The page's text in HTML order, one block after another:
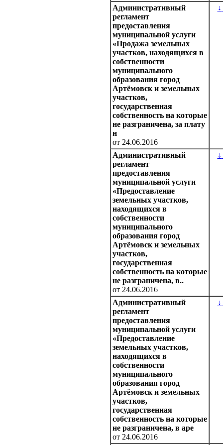
Административный
регламент
предоставления
муниципальной услуги
«Продажа земельных
участков, находящихся в
собственности
муниципального
образования город
Артёмовск и земельных
участков,
государственная
собственность на которые
не разграничена, за плату
н
от 24.06.2016
↓
Административный
регламент
предоставления
муниципальной услуги
«Предоставление
земельных участков,
находящихся в
собственности
муниципального
образования город
Артёмовск и земельных
участков,
государственная
собственность на которые
не разграничена, в..
от 24.06.2016
↓
Административный
регламент
предоставления
муниципальной услуги
«Предоставление
земельных участков,
находящихся в
собственности
муниципального
образования город
Артёмовск и земельных
участков,
государственная
собственность на которые
не разграничена, в аре
от 24.06.2016
↓